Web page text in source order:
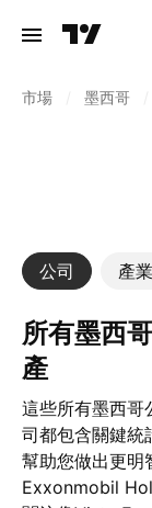
市場 墨西哥
公司 產業
所有墨西哥公司從事某一行業：能源礦
產
這些所有墨西哥
司都包含關鍵統
幫助您做出更明
Exxonmobil